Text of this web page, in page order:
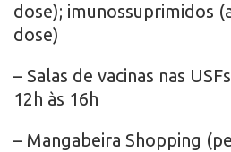
dose); imunossuprimidos
dose)
– Salas de vacinas nas
12h às 16h
– Mangabeira Shopping